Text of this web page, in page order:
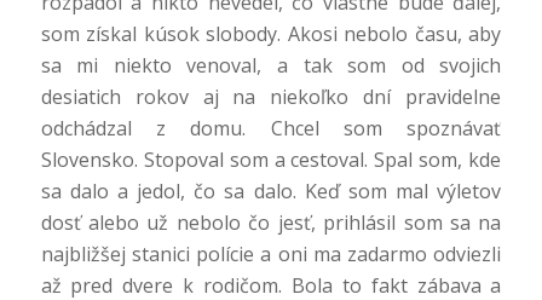
som získal kúsok slobody. Akosi nebolo času, aby
sa mi niekto venoval, a tak som od svojich
desiatich rokov aj na niekoľko dní pravidelne
odchádzal z domu. Chcel som spoznávať
Slovensko. Stopoval som a cestoval. Spal som, kde
sa dalo a jedol, čo sa dalo. Keď som mal výletov
dosť alebo už nebolo čo jesť, prihlásil som sa na
najbližšej stanici polície a oni ma zadarmo odviezli
až pred dvere k rodičom. Bola to fakt zábava a